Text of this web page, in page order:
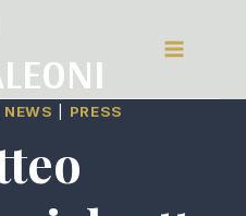
NEWS PRESS